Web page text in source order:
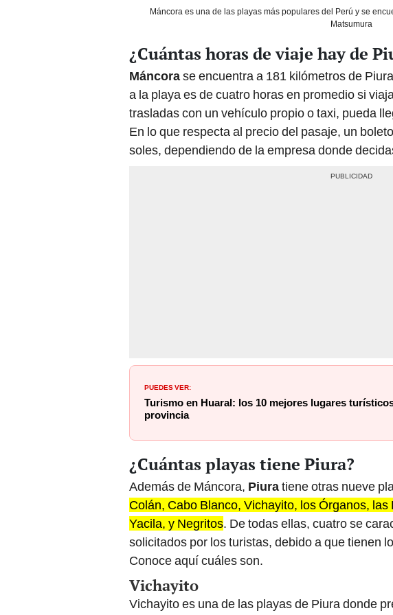
Máncora es una de las playas más populares del Perú y se
Matsumura
¿Cuántas horas de viaje hay de
Máncorase encuentra a 181 kilómetros de
a la playa es de cuatro horas en promedio si
trasladas con un vehículo propio o taxi, pueda
En lo que respecta al precio del pasaje, un
soles, dependiendo de la empresa donde
PUEDES VER:
Turismo en Huaral: los 10 mejores lugares
provincia
¿Cuántas playas tiene Piura?
Además de Máncora, Piuratiene otras nueve
Colán, Cabo Blanco, Vichayito, los Órganos,
Yacila, y Negritos. De todas ellas, cuatro se
solicitados por los turistas, debido a que tienen
Conoce aquí cuáles son.
Vichayito
Vichayito es una de las playas de Piura donde